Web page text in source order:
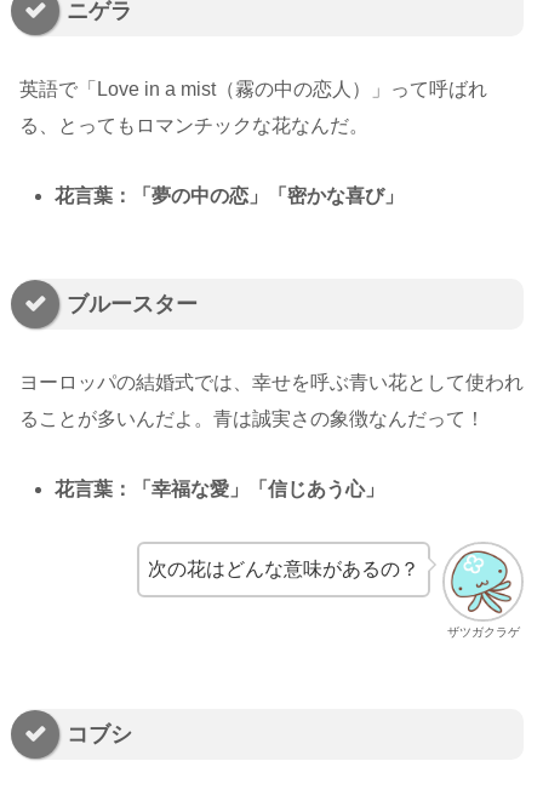
ニゲラ
英語で「Love in a mist（霧の中の恋人）」って呼ばれ
る、とってもロマンチックな花なんだ。
花言葉：「夢の中の恋」「密かな喜び」
ブルースター
ヨーロッパの結婚式では、幸せを呼ぶ青い花として使われ
ることが多いんだよ。青は誠実さの象徴なんだって！
花言葉：「幸福な愛」「信じあう心」
ザツガクラゲ
次の花はどんな意味があるの？
コブシ